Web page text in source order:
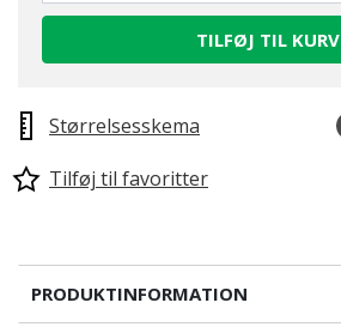
TILFØJ TIL KURV
Størrelsesskema
Tilføj til favoritter
PRODUKTINFORMATION